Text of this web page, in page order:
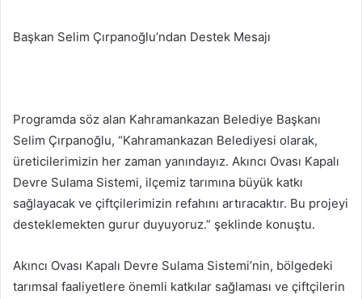
Başkan Selim Çırpanoğlu’ndan Destek Mesajı
Programda söz alan Kahramankazan Belediye Başkanı
Selim Çırpanoğlu, “Kahramankazan Belediyesi olarak,
üreticilerimizin her zaman yanındayız. Akıncı Ovası Kapalı
Devre Sulama Sistemi, ilçemiz tarımına büyük katkı
sağlayacak ve çiftçilerimizin refahını artıracaktır. Bu projeyi
desteklemekten gurur duyuyoruz.” şeklinde konuştu.
Akıncı Ovası Kapalı Devre Sulama Sistemi’nin, bölgedeki
tarımsal faaliyetlere önemli katkılar sağlaması ve çiftçilerin